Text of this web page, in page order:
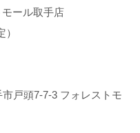
モール取手店
市戸頭7-7-3 フォレストモ